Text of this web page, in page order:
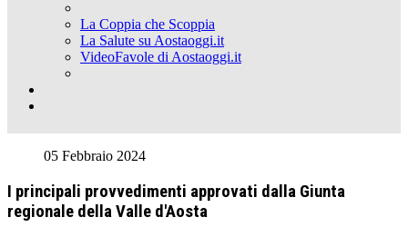
La Coppia che Scoppia
La Salute su Aostaoggi.it
VideoFavole di Aostaoggi.it
05 Febbraio 2024
I principali provvedimenti approvati dalla Giunta
regionale della Valle d'Aosta